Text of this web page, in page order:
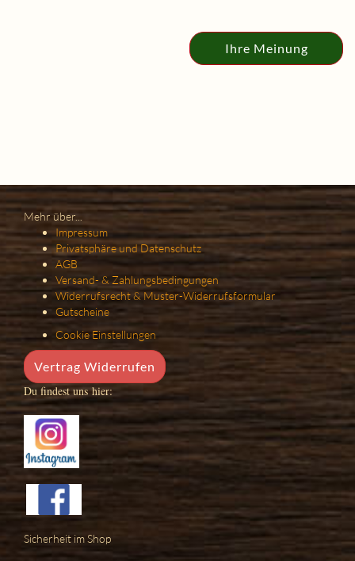
Ihre Meinung
Mehr über...
Impressum
Privatsphäre und Datenschutz
AGB
Versand- & Zahlungsbedingungen
Widerrufsrecht & Muster-Widerrufsformular
Gutscheine
Cookie Einstellungen
Vertrag Widerrufen
Du findest uns hier:
Sicherheit im Shop